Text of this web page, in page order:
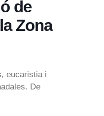
de
Zona
eucaristia i
De